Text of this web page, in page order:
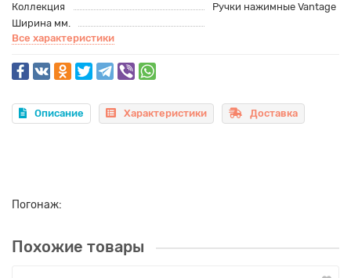
Коллекция
Ручки нажимные Vantage
Ширина мм.
Все характеристики
Описание Характеристики Доставка
Погонаж:
Похожие товары